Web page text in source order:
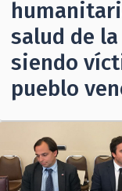
salud de
siendo
pueblo